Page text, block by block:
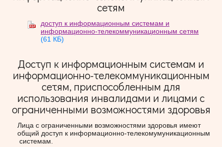
сетям
доступ к информационным системам и
информационно-телекоммуникационным сетям
(61 КБ)
Доступ к информационным системам и
информационно-телекоммуникационным
сетям, приспособленным для
использования инвалидами и лицами с
ограниченными возможностями здоровья
Лица с ограниченными возможностями здоровья имеют
общий доступ к информационно-телекомумуникационным
системам.